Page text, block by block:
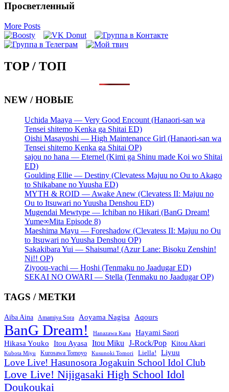
Просветленный
More Posts
TOP / ТОП
NEW / НОВЫЕ
Uchida Maaya — Very Good Encount (Hanaori-san wa
Tensei shitemo Kenka ga Shitai ED)
Oishi Masayoshi — High Maintenance Girl (Hanaori-san wa
Tensei shitemo Kenka ga Shitai OP)
sajou no hana — Eternel (Kimi ga Shinu made Koi wo Shitai
ED)
Goulding Ellie — Destiny (Clevatess Majuu no Ou to Akago
to Shikabane no Yuusha ED)
MYTH & ROID — Awake Anew (Clevatess II: Majuu no
Ou to Itsuwari no Yuusha Denshou ED)
Mugendai Mewtype — Ichiban no Hikari (BanG Dream!
Yume∞Mita Episode 8)
Maeshima Mayu — Foreshadow (Clevatess II: Majuu no Ou
to Itsuwari no Yuusha Denshou OP)
Sakakibara Yui — Shaisuma! (Azur Lane: Bisoku Zenshin!
Ni!! OP)
Ziyoou-vachi — Hoshi (Tenmaku no Jaadugar ED)
SEKAI NO OWARI — Stella (Tenmaku no Jaadugar OP)
TAGS / МЕТКИ
Aiba Aina Amamiya Sora Aoyama Nagisa Aqours
BanG Dream! Hanazawa Kana
Hayami Saori
Hikasa Youko
Itou Ayasa Itou Miku J-Rock/Pop Kitou Akari
Kubota Miyu Kurosawa Tomoyo Kusunoki Tomori Liella! Liyuu
Love Live! Hasunosora Jogakuin School Idol Club
Love Live! Nijigasaki High School Idol
Doukoukai